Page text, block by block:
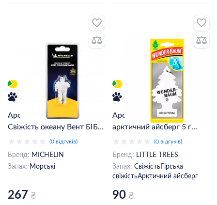
Ароматизатор Michelin
Свіжість океану Вент БІБ
3D 032040 (W32040)
(0 відгуків)
Бренд: MICHELIN
Запах: Морські
267 ₴
Ароматизатор Little Trees,
арктичний айсберг 5 г
(0 відгуків)
Бренд: LITTLE TREES
Запах: Свіжість Гірська
свіжістьАрктичний айсберг
90 ₴